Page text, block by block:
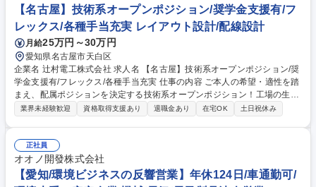
出張はございません。基本営業所と現場の往復になりますが、遠方の現場
や長期での応援の場合は出張の場合がございます。 募集職種 【名古屋/鉄
道電気設備工事】★JR東海グループ/リニア新幹線の電気設備工事会社
【名古屋】技術系オープンポジション/奨学金支援有/フ
レックス/各種手当充実 レイアウト設計/配線設計
月給25万円～30万円
愛知県名古屋市天白区
企業名 辻村電工株式会社 求人名 【名古屋】技術系オープンポジション/奨
学金支援有/フレックス/各種手当充実 仕事の内容 ご本人の希望・適性を踏
まえ、配属ポジションを決定する技術系オープンポジション！工場の生産
ラインで使用される自動化設備に関わる制御設計・電気ハード設計・電気
との連携 ■試運転調整 等 【電気ハード設計】■電気回路図作成、部品選定
■制御盤レイアウト設計、部品表作成、積算 ■製作・工事担当との社内調
整 等 【電気施工管理】■工事前準備（工程計画、施工方法検討、業者・資
材手配）■現場での安全・工程・品質・協力業者管理 ■顧客対応 等 募集職
業界未経験歓迎 資格取得支援あり 退職金あり 在宅OK 土日祝休み
正社員
オオノ開發株式会社
【愛知/環境ビジネスの反響営業】年休124日/車通勤可/